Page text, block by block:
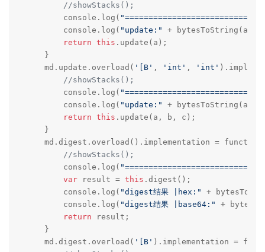
//showStacks();
        console.log(
        console.log(
"update:"
+ bytesToString(a))
return this .update(a);
    }
    md.update.overload(
'[B' , 'int' , 'int'
//showStacks();
        console.log(
        console.log(
"update:"
+ bytesToString(a)
return this .update(a, b, c);
    }
md.digest.overload().implementation = function
//showStacks();
        console.log(
var result = this .digest();
        console.log(
"digest结果 |hex:"
+
        console.log(
"digest结果 |base64:"
+
return result;
    }
    md.digest.overload(
'[B' ).implementation =